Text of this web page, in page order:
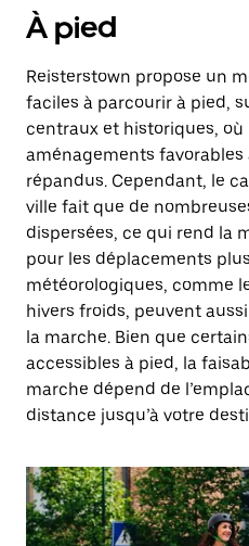
À pied
Reisterstown propose un
faciles à parcourir à pied,
centraux et historiques,
aménagements
répandus. Cependant, le
ville fait que de
dispersées, ce qui rend la
pour les déplacements
météorologiques, comme
hivers froids, peuvent
la marche. Bien que
accessibles à pied, la
marche dépend de
distance jusqu’à votre